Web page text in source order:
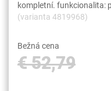
kompletní. funkcionalita:
(varianta 4819968)
Bežná cena
€ 52,79